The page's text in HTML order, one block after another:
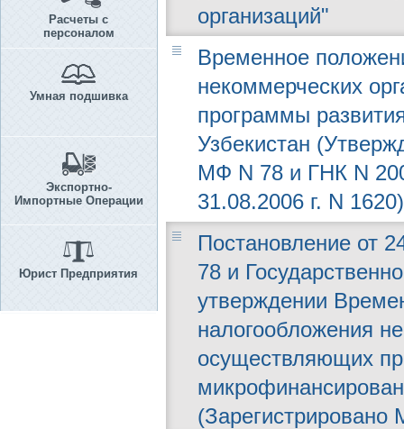
Расчеты с
персоналом
Умная подшивка
Экспортно-
Импортные Операции
Юрист Предприятия
организаций"
Временное
некоммерческих
программы
Узбекистан
МФ N 78 и ГНК N
31.08.2006 г. N 1620)
Постановление от
78 и
утверждении
налогообложения
осуществляющих